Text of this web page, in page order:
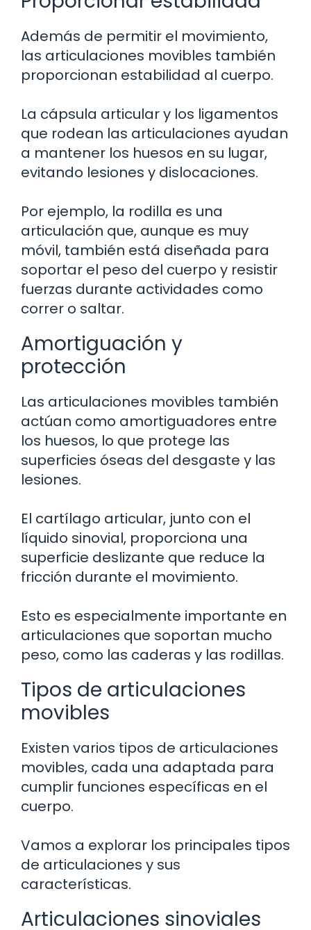
Además de permitir el movimiento,
las articulaciones movibles también
proporcionan estabilidad al cuerpo.
La cápsula articular y los ligamentos
que rodean las articulaciones ayudan
a mantener los huesos en su lugar,
evitando lesiones y dislocaciones.
Por ejemplo, la rodilla es una
articulación que, aunque es muy
móvil, también está diseñada para
soportar el peso del cuerpo y resistir
fuerzas durante actividades como
correr o saltar.
Amortiguación y
protección
Las articulaciones movibles también
actúan como amortiguadores entre
los huesos, lo que protege las
superficies óseas del desgaste y las
lesiones.
El cartílago articular, junto con el
líquido sinovial, proporciona una
superficie deslizante que reduce la
fricción durante el movimiento.
Esto es especialmente importante en
articulaciones que soportan mucho
peso, como las caderas y las rodillas.
Tipos de articulaciones
movibles
Existen varios tipos de articulaciones
movibles, cada una adaptada para
cumplir funciones específicas en el
cuerpo.
Vamos a explorar los principales tipos
de articulaciones y sus
características.
Articulaciones sinoviales